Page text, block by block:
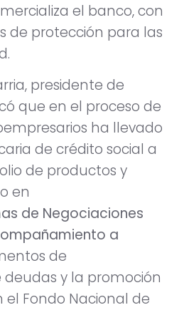
el banco, con
de protección para las
presidente de
que en el proceso de
ha llevado
de crédito social a
de productos y
en
de Negociaciones
a
de
y la promoción
Fondo Nacional de